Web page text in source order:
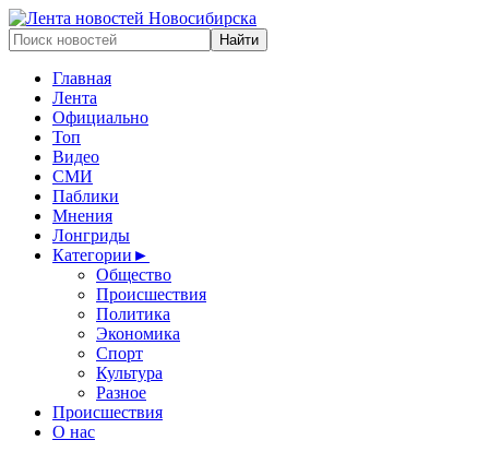
Главная
Лента
Официально
Топ
Видео
СМИ
Паблики
Мнения
Лонгриды
Категории ►
Общество
Происшествия
Политика
Экономика
Спорт
Культура
Разное
Происшествия
О нас